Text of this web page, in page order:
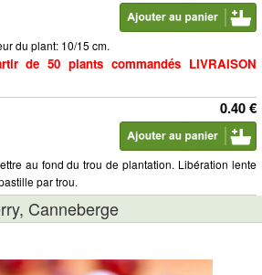
du plant: 10/15 cm.
de 50 plants commandés LIVRAISON
0.40 €
au fond du trou de plantation. Libération lente
par trou.
Canneberge